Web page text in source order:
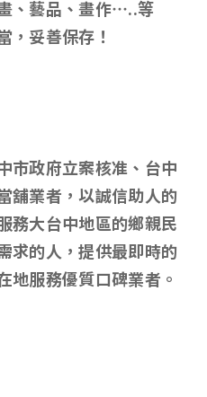
、藝品、畫作…..等
，妥善保存！
市政府立案核准、台中
舖業者，以誠信助人的
務大台中地區的鄉親民
求的人，提供最即時的
地服務優質口碑業者。